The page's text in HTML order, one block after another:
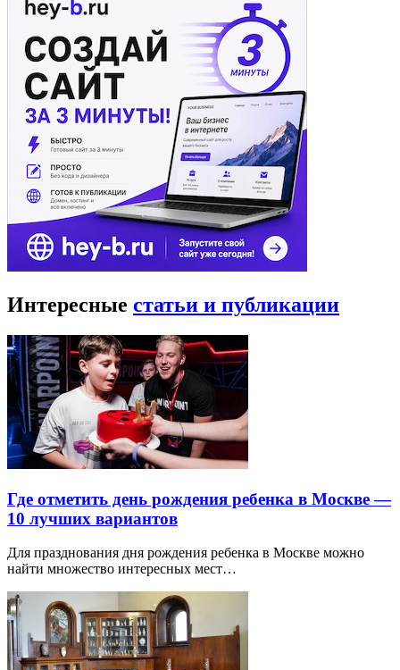
Интересные статьи и публикации
Где отметить день рождения ребенка в Москве —
10 лучших вариантов
Для празднования дня рождения ребенка в Москве можно
найти множество интересных мест…